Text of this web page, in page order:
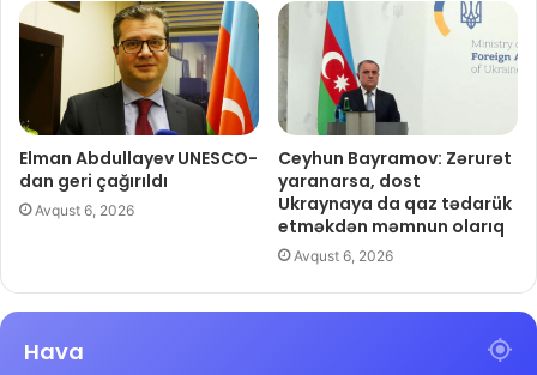
Elman Abdullayev UNESCO-
dan geri çağırıldı
Avqust 6, 2026
Ceyhun Bayramov: Zərurət
yaranarsa, dost
Ukraynaya da qaz tədarük
etməkdən məmnun olarıq
Avqust 6, 2026
Hava